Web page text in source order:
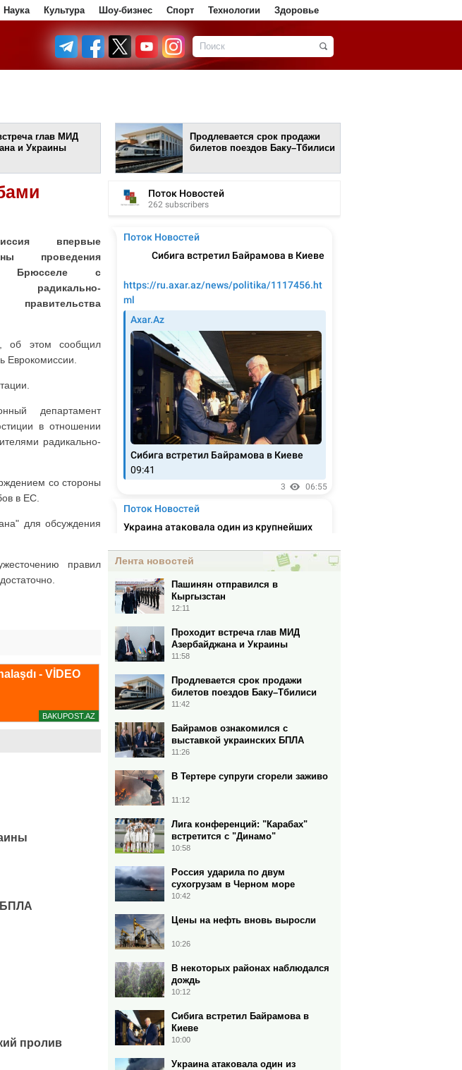
Наука Культура Шоу-бизнес Спорт Технологии Здоровье
глав МИД
и Украины
Продлевается срок продажи
билетов поездов Баку–Тбилиси
впервые
проведения
Брюсселе с
радикально-
об этом сообщил
Еврокомиссии.
департамент
в отношении
радикально-
со стороны
в ЕС.
для обсуждения
правил
БПЛА
пролив
Лента новостей
Пашинян отправился в
Кыргызстан
12:11
Проходит встреча глав МИД
Азербайджана и Украины
11:58
Продлевается срок продажи
билетов поездов Баку–Тбилиси
11:42
Байрамов ознакомился с
выставкой украинских БПЛА
11:26
В Тертере супруги сгорели заживо
11:12
Лига конференций: "Карабах"
встретится с "Динамо"
10:58
Россия ударила по двум
сухогрузам в Черном море
10:42
Цены на нефть вновь выросли
10:26
В некоторых районах наблюдался
дождь
10:12
Сибига встретил Байрамова в
Киеве
10:00
Украина атаковала один из